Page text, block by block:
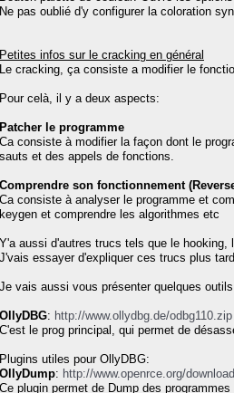
Ne pas oublié d'y configurer la coloration
Petites infos sur le cracking en général
Le cracking, ça consiste a modifier le
Pour celà, il y a deux aspects:
Patcher le programme
Ca consiste à modifier la façon dont le
sauts et des appels de fonctions.
Comprendre son fonctionnement
Ca consiste à analyser le programme et
keygen et comprendre les algorithmes etc
Y'a aussi d'autres trucs tels que le
J'vais essayer d'expliquer ces trucs plus
Je vais aussi vous présenter quelques
OllyDBG: http://www.ollydbg.de/odbg110.zip
C'est le prog principal, qui permet de
Plugins utiles pour OllyDBG:
OllyDump: http://www.openrce.org/
Ce plugin permet de Dump des